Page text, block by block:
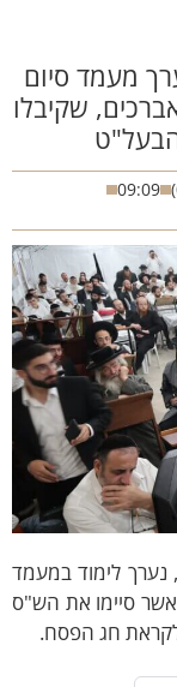
מעמד סיום
שקיבלו
לימוד במעמד
סיימו את הש"ס
חג הפסח.